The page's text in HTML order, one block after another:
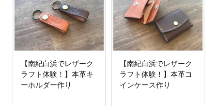
【南紀白浜でレザーク
ラフト体験！】本革キ
ーホルダー作り
【南紀白浜でレザーク
ラフト体験！】本革コ
インケース作り